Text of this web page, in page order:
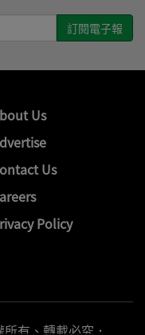
Us
Us
Policy
有、轉載必究．